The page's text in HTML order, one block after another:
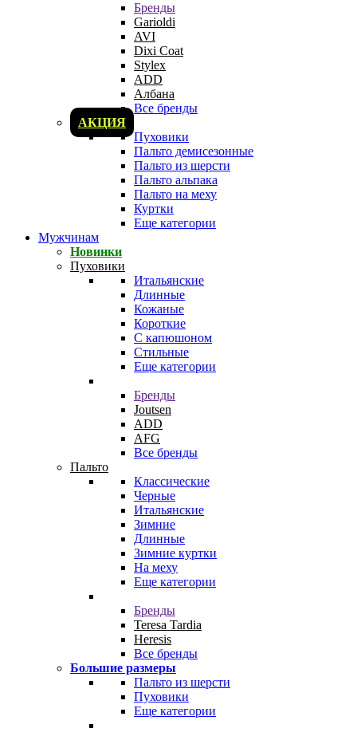
Бренды
Garioldi
AVI
Dixi Coat
Stylex
ADD
Албана
Все бренды
АКЦИЯ
Пуховики
Пальто демисезонные
Пальто из шерсти
Пальто альпака
Пальто на меху
Куртки
Еще категории
Мужчинам
Новинки
Пуховики
Итальянские
Длинные
Кожаные
Короткие
С капюшоном
Стильные
Еще категории
Бренды
Joutsen
ADD
AFG
Все бренды
Пальто
Классические
Черные
Итальянские
Зимние
Длинные
Зимние куртки
На меху
Еще категории
Бренды
Teresa Tardia
Heresis
Все бренды
Большие размеры
Пальто из шерсти
Пуховики
Еще категории